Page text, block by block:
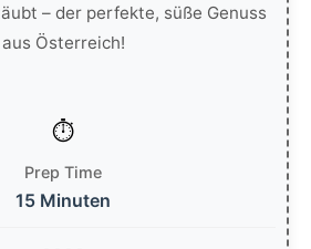
– der perfekte, süße Genuss
aus Österreich!
Prep Time
15 Minuten